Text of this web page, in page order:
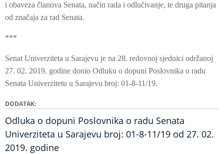
i obaveza članova Senata, način rada i odlučivanje, te druga pitanja
od značaja za rad Senata.
***
Senat Univerziteta u Sarajevu je na 28. redovnoj sjednici održanoj
27. 02. 2019. godine donio Odluku o dopuni Poslovnika o radu
Senata Univerzitetu u Sarajevu broj: 01-8-11/19.
DODATAK
Odluka o dopuni Poslovnika o radu Senata
Univerziteta u Sarajevu broj: 01-8-11/19 od 27. 02.
2019. godine